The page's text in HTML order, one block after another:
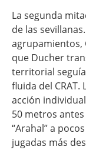
La segunda
de las
agrupamientos,
que Ducher
territorial
fluida del
acción
50 metros
“Arahal” a
jugadas más